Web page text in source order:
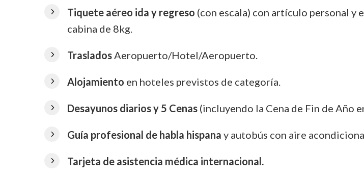
Tiquete aéreo ida y regreso (con escala) con artículo personal y
cabina de 8kg.
Traslados Aeropuerto/Hotel/Aeropuerto.
Alojamiento en hoteles previstos de categoría.
Desayunos diarios y 5 Cenas (incluyendo la Cena de Fin de Año
Guía profesional de habla hispana y autobús con aire
Tarjeta de asistencia médica internacional.